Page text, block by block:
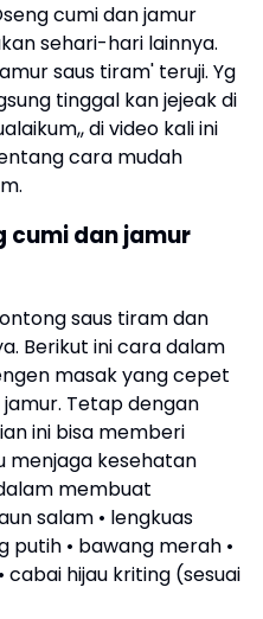
cumi dan jamur
sehari-hari lainnya.
saus tiram' teruji. Yg
tinggal kan jejeak di
di video kali ini
cara mudah
cumi dan jamur
saus tiram dan
Berikut ini cara dalam
masak yang cepet
Tetap dengan
ini bisa memberi
kesehatan
membuat
salam • lengkuas
putih • bawang merah •
hijau kriting (sesuai